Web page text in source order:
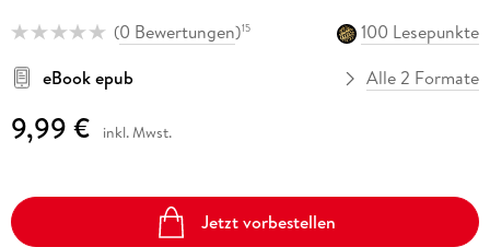
(0 Bewertungen)15
100 Lesepunkte
eBook epub
Alle 2 Formate
9,99 € inkl. Mwst.
Jetzt vorbestellen